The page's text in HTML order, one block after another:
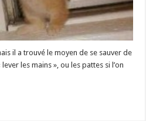
il a trouvé le moyen de se sauver de
les mains », ou les pattes si l’on